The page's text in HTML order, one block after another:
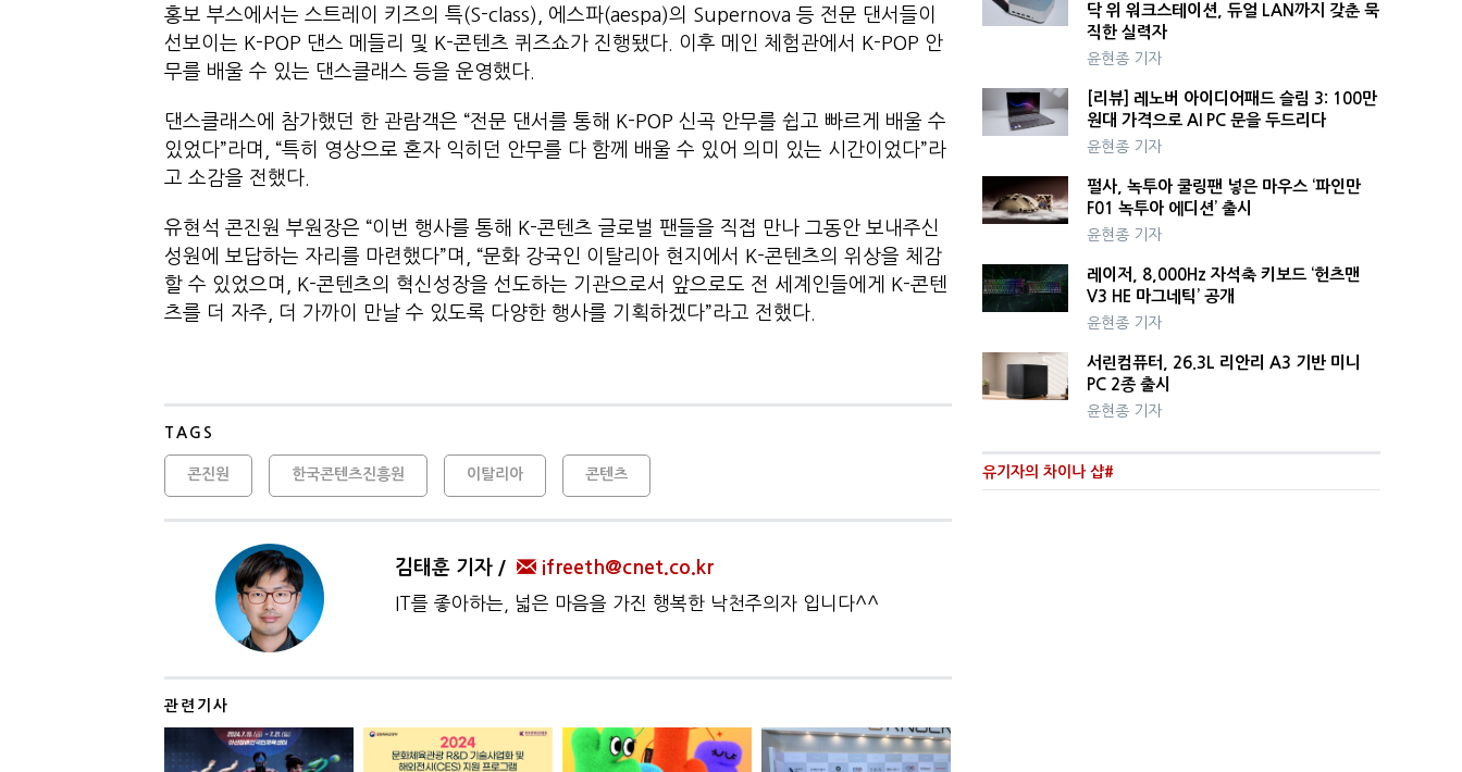
홍보 부스에서는 스트레이 키즈의 특(S-class), 에스파(aespa)의 Supernova 등 전문 댄서들이
선보이는 K-POP 댄스 메들리 및 K-콘텐츠 퀴즈쇼가 진행됐다. 이후 메인 체험관에서 K-POP 안
무를 배울 수 있는 댄스클래스 등을 운영했다.
댄스클래스에 참가했던 한 관람객은 “전문 댄서를 통해 K-POP 신곡 안무를 쉽고 빠르게 배울 수
있었다”라며, “특히 영상으로 혼자 익히던 안무를 다 함께 배울 수 있어 의미 있는 시간이었다”라
고 소감을 전했다.
유현석 콘진원 부원장은 “이번 행사를 통해 K-콘텐츠 글로벌 팬들을 직접 만나 그동안 보내주신
성원에 보답하는 자리를 마련했다”며, “문화 강국인 이탈리아 현지에서 K-콘텐츠의 위상을 체감
할 수 있었으며, K-콘텐츠의 혁신성장을 선도하는 기관으로서 앞으로도 전 세계인들에게 K-콘텐
츠를 더 자주, 더 가까이 만날 수 있도록 다양한 행사를 기획하겠다”라고 전했다.
TAGS
콘진원 한국콘텐츠진흥원 이탈리아 콘텐츠
김태훈 기자 ifreeth@cnet.co.kr
IT를 좋아하는, 넓은 마음을 가진 행복한 낙천주의자 입니다^^
관련기사
닥 위 워크스테이션, 듀얼 LAN까지 갖춘 묵
직한 실력자
윤현종 기자
[리뷰] 레노버 아이디어패드 슬림 3: 100만
원대 가격으로 AI PC 문을 두드리다
윤현종 기자
펄사, 녹투아 쿨링팬 넣은 마우스 ‘파인만
F01 녹투아 에디션’ 출시
윤현종 기자
레이저, 8,000Hz 자석축 키보드 ‘헌츠맨
V3 HE 마그네틱’ 공개
윤현종 기자
서린컴퓨터, 26.3L 리안리 A3 기반 미니
PC 2종 출시
윤현종 기자
유기자의 차이나 샵#